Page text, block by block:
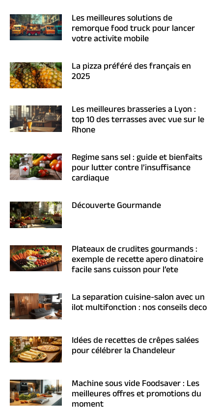
Les meilleures solutions de
remorque food truck pour lancer
votre activite mobile
La pizza préféré des français en
2025
Les meilleures brasseries a Lyon :
top 10 des terrasses avec vue sur le
Rhone
Regime sans sel : guide et bienfaits
pour lutter contre l’insuffisance
cardiaque
Découverte Gourmande
Plateaux de crudites gourmands :
exemple de recette apero dinatoire
facile sans cuisson pour l’ete
La separation cuisine-salon avec un
ilot multifonction : nos conseils deco
Idées de recettes de crêpes salées
pour célébrer la Chandeleur
Machine sous vide Foodsaver : Les
meilleures offres et promotions du
moment